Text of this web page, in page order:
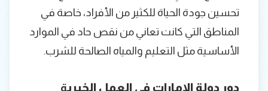
تحسين جودة الحياة للكثير من الأفراد، خاصة في
المناطق التي كانت تعاني من نقص حاد في الموارد
الأساسية مثل التعليم والمياه الصالحة للشرب.
دور دولة الإمارات في العمل الخيرية